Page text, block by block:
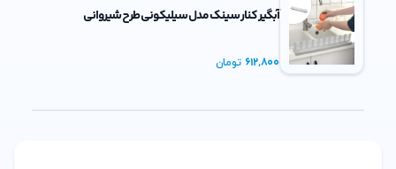
آبگیر کنار سینک مدل سیلیکونی طرح شیروانی
612,800 تومان